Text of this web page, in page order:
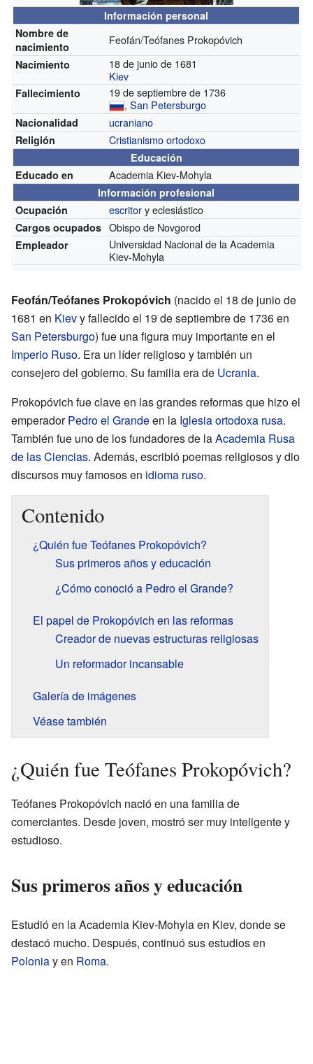
Información personal
Nombre de
nacimiento
Feofán/Teófanes Prokopóvich
Nacimiento
18 de junio de 1681
Kiev
Fallecimiento
19 de septiembre de 1736
,San Petersburgo
Nacionalidad ucraniano
Religión Cristianismo ortodoxo
Educación
Educado en
Academia Kiev-Mohyla
Información profesional
Ocupación
escritory eclesiástico
Cargos ocupados Obispo de Novgorod
Empleador
Universidad Nacional de la Academia
Kiev-Mohyla
Feofán/Teófanes Prokopóvich (nacido el 18 de junio de
1681 en Kievy fallecido el 19 de septiembre de 1736 en
San Petersburgo) fue una figura muy importante en el
Imperio Ruso. Era un líder religioso y también un
consejero del gobierno. Su familia era de Ucrania.
Prokopóvich fue clave en las grandes reformas que hizo el
emperadorPedro el Grandeen la Iglesia ortodoxa rusa.
También fue uno de los fundadores de laAcademia Rusa
de las Ciencias. Además, escribió poemas religiosos y dio
discursos muy famosos en idioma ruso.
Contenido
¿Quién fue Teófanes Prokopóvich?
Sus primeros años y educación
¿Cómo conoció a Pedro el Grande?
El papel de Prokopóvich en las reformas
Creador de nuevas estructuras religiosas
Un reformador incansable
Galería de imágenes
Véase también
¿Quién fue Teófanes Prokopóvich?
Teófanes Prokopóvich nació en una familia de
comerciantes. Desde joven, mostró ser muy inteligente y
estudioso.
Sus primeros años y educación
Estudió en la Academia Kiev-Mohyla en Kiev, donde se
destacó mucho. Después, continuó sus estudios en
Poloniay en Roma.